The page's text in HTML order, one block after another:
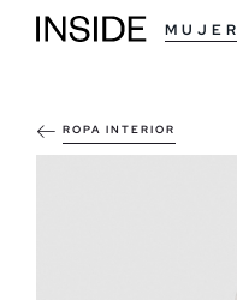
MUJER
ROPA INTERIOR